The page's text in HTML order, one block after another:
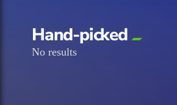
Hand-picked
No results